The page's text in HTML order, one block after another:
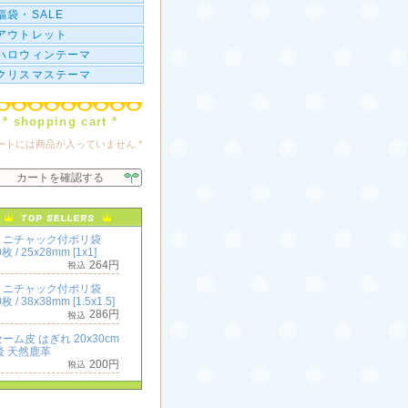
袋・SALE
ウトレット
ロウィンテーマ
リスマステーマ
* shopping cart *
トには商品が入っていません *
カートを確認する
ニチャック付ポリ袋
/ 25x28mm [1x1]
264円
ニチャック付ポリ袋
/ 38x38mm [1.5x1.5]
286円
ーム皮 はぎれ 20x30cm
天然鹿革
200円
ニチャック付ポリ袋